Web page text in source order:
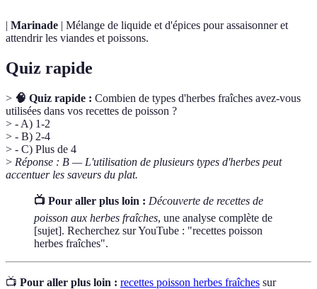
| Marinade | Mélange de liquide et d'épices pour assaisonner et
attendrir les viandes et poissons.
Quiz rapide
> 🧠 Quiz rapide : Combien de types d'herbes fraîches avez-vous
utilisées dans vos recettes de poisson ?
> - A) 1-2
> - B) 2-4
> - C) Plus de 4
> Réponse : B — L'utilisation de plusieurs types d'herbes peut
accentuer les saveurs du plat.
📺 Pour aller plus loin : Découverte de recettes de
poisson aux herbes fraîches, une analyse complète de
[sujet]. Recherchez sur YouTube : "recettes poisson
herbes fraîches".
📺 Pour aller plus loin : recettes poisson herbes fraîches sur